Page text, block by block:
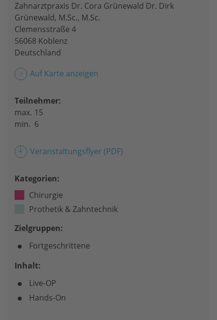
Zahnarztpraxis Dr. Cora Grünewald Dr. Dirk
Grünewald, M.Sc., M.Sc.
Clemensstraße 4
56068 Koblenz
Deutschland
Auf Karte anzeigen
Teilnehmer:
max.
min.
15
6
Veranstaltungsflyer (PDF)
Kategorien:
Chirurgie
Prothetik & Zahntechnik
Zielgruppen:
Fortgeschrittene
Inhalt:
Live-OP
Hands-On